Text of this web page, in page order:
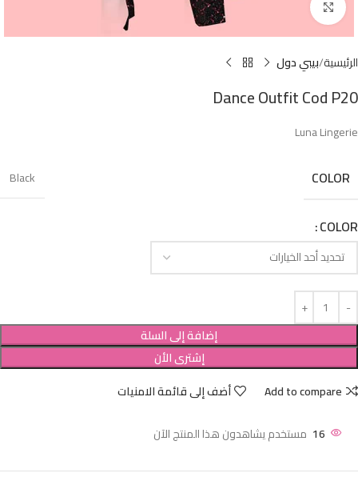
Click to enlarge
الرئيسية بيبي دول
Dance Outfit Cod P20
Luna Lingerie
COLOR
Black
COLOR
إضافة إلى السلة
إشترى الأن
Add to compare
أضف إلى قائمة الامنيات
16 مستخدم يشاهدون هذا المنتج الآن